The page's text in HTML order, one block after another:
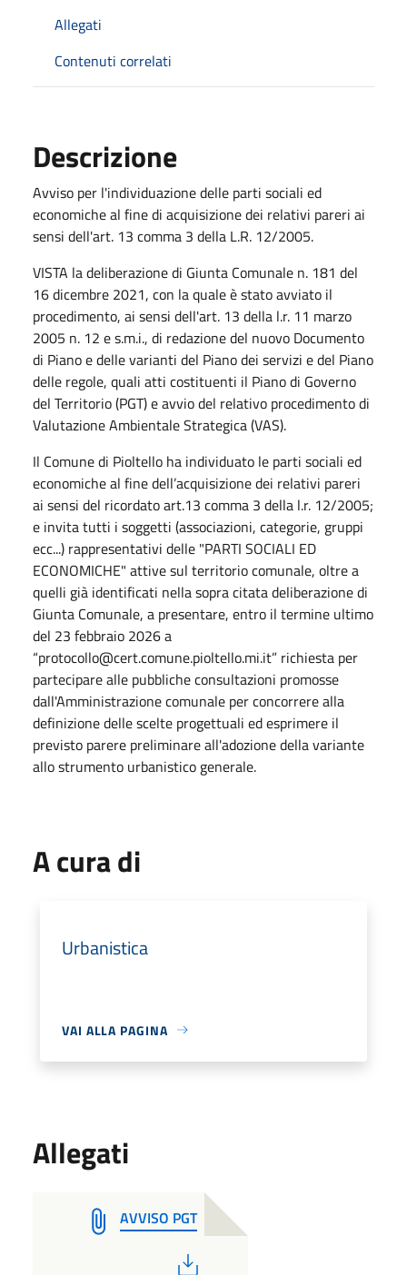
Allegati
Contenuti correlati
Descrizione
Avviso per l'individuazione delle parti sociali ed
economiche al fine di acquisizione dei relativi pareri ai
sensi dell'art. 13 comma 3 della L.R. 12/2005.
VISTA la deliberazione di Giunta Comunale n. 181 del
16 dicembre 2021, con la quale è stato avviato il
procedimento, ai sensi dell'art. 13 della l.r. 11 marzo
2005 n. 12 e s.m.i., di redazione del nuovo Documento
di Piano e delle varianti del Piano dei servizi e del Piano
delle regole, quali atti costituenti il Piano di Governo
del Territorio (PGT) e avvio del relativo procedimento di
Valutazione Ambientale Strategica (VAS).
Il Comune di Pioltello ha individuato le parti sociali ed
economiche al fine dell’acquisizione dei relativi pareri
ai sensi del ricordato art.13 comma 3 della l.r. 12/2005;
e invita tutti i soggetti (associazioni, categorie, gruppi
ecc...) rappresentativi delle "PARTI SOCIALI ED
ECONOMICHE" attive sul territorio comunale, oltre a
quelli già identificati nella sopra citata deliberazione di
Giunta Comunale, a presentare, entro il termine ultimo
del 23 febbraio 2026 a
“protocollo@cert.comune.pioltello.mi.it” richiesta per
partecipare alle pubbliche consultazioni promosse
dall'Amministrazione comunale per concorrere alla
definizione delle scelte progettuali ed esprimere il
previsto parere preliminare all'adozione della variante
allo strumento urbanistico generale.
A cura di
Urbanistica
VAI ALLA PAGINA
Allegati
AVVISO PGT